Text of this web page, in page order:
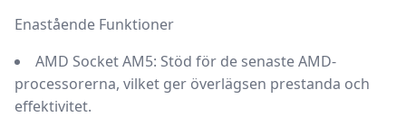
Enastående Funktioner
AMD Socket AM5: Stöd för de senaste AMD-
processorerna, vilket ger överlägsen prestanda och
effektivitet.